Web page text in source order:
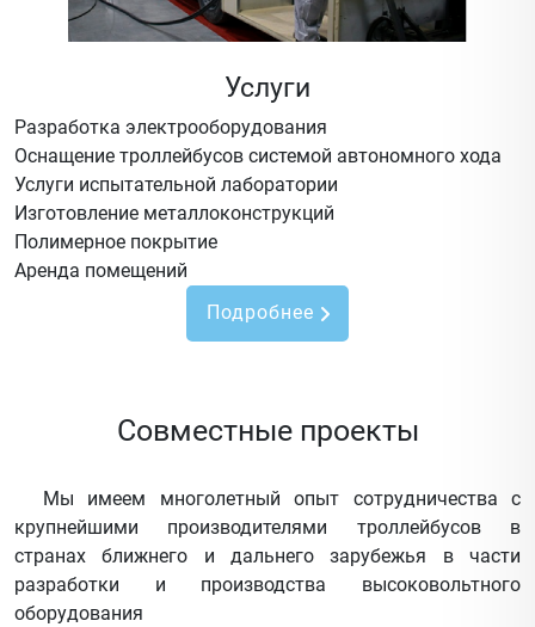
Услуги
Разработка электрооборудования
Оснащение троллейбусов системой автономного хода
Услуги испытательной лаборатории
Изготовление металлоконструкций
Полимерное покрытие
Аренда помещений
Подробнее
Совместные проекты
Мы имеем многолетный опыт сотрудничества с
крупнейшими производителями троллейбусов в
странах ближнего и дальнего зарубежья в части
разработки и производства высоковольтного
оборудования